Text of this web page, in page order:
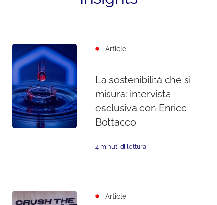
Article
La sostenibilità che si
misura: intervista
esclusiva con Enrico
Bottacco
4 minuti di lettura
Article